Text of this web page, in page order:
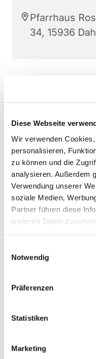
Diese Webseite
Wir verwenden
personalisieren,
zu können und die
analysieren. Außerdem
Verwendung unserer
soziale Medien,
Partner führen diese
weiteren Daten
Notwendig
Präferenzen
Statistiken
Marketing
Pfarrhaus
34, 15936